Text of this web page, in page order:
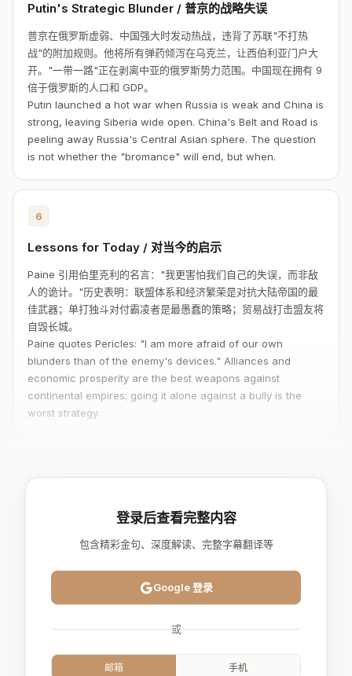
Putin's Strategic Blunder / 普京的战略失误
普京在俄罗斯虚弱、中国强大时发动热战，违背了苏联"不打热
战"的附加规则。他将所有弹药倾泻在乌克兰，让西伯利亚门户大
开。"一带一路"正在剥离中亚的俄罗斯势力范围。中国现在拥有 9
倍于俄罗斯的人口和 GDP。
Putin launched a hot war when Russia is weak and China is
strong, leaving Siberia wide open. China's Belt and Road is
peeling away Russia's Central Asian sphere. The question
is not whether the "bromance" will end, but when.
6
Lessons for Today / 对当今的启示
Paine 引用伯里克利的名言："我更害怕我们自己的失误，而非敌
人的诡计。"历史表明：联盟体系和经济繁荣是对抗大陆帝国的最
佳武器；单打独斗对付霸凌者是最愚蠢的策略；贸易战打击盟友将
自毁长城。
Paine quotes Pericles: "I am more afraid of our own
blunders than of the enemy's devices." Alliances and
economic prosperity are the best weapons against
continental empires; going it alone against a bully is the
worst strategy.
登录后查看完整内容
包含精彩金句、深度解读、完整字幕翻译等
Google 登录
或
邮箱 手机